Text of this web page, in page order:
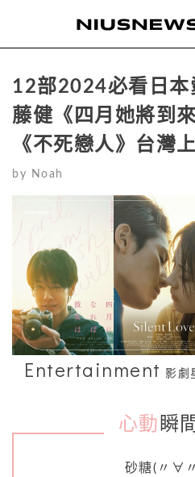
12部2024必看日本
藤健《四月她將到
《不死戀人》台灣
by Noah
Entertainment 影劇
心動 瞬
砂糖(〃∀